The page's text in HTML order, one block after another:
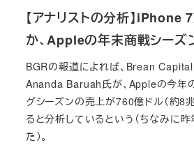
【アナリストの分析】iPhone
か、Appleの年末商戦シー
BGRの報道によれば、Brean Capital
Ananda Baruah氏が、Appleの今年
グシーズンの売上が760億ドル（約8
ると分析しているという（ちなみに
た）。